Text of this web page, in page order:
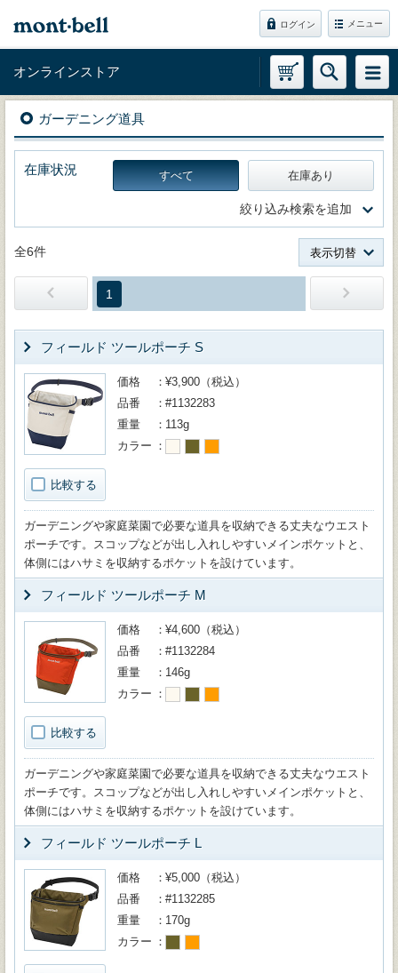
ログイン メニュー
オンラインストア
ガーデニング道具
在庫状況 すべて 在庫あり
絞り込み検索を追加
全6件 表示切替
1
フィールド ツールポーチ S
比較する
価格
¥3,900（税込）
品番
#1132283
重量
113g
カラー
ガーデニングや家庭菜園で必要な道具を収納できる丈夫なウエスト
ポーチです。スコップなどが出し入れしやすいメインポケットと、
体側にはハサミを収納するポケットを設けています。
フィールド ツールポーチ M
比較する
価格
¥4,600（税込）
品番
#1132284
重量
146g
カラー
ガーデニングや家庭菜園で必要な道具を収納できる丈夫なウエスト
ポーチです。スコップなどが出し入れしやすいメインポケットと、
体側にはハサミを収納するポケットを設けています。
フィールド ツールポーチ L
価格
¥5,000（税込）
品番
#1132285
重量
170g
カラー